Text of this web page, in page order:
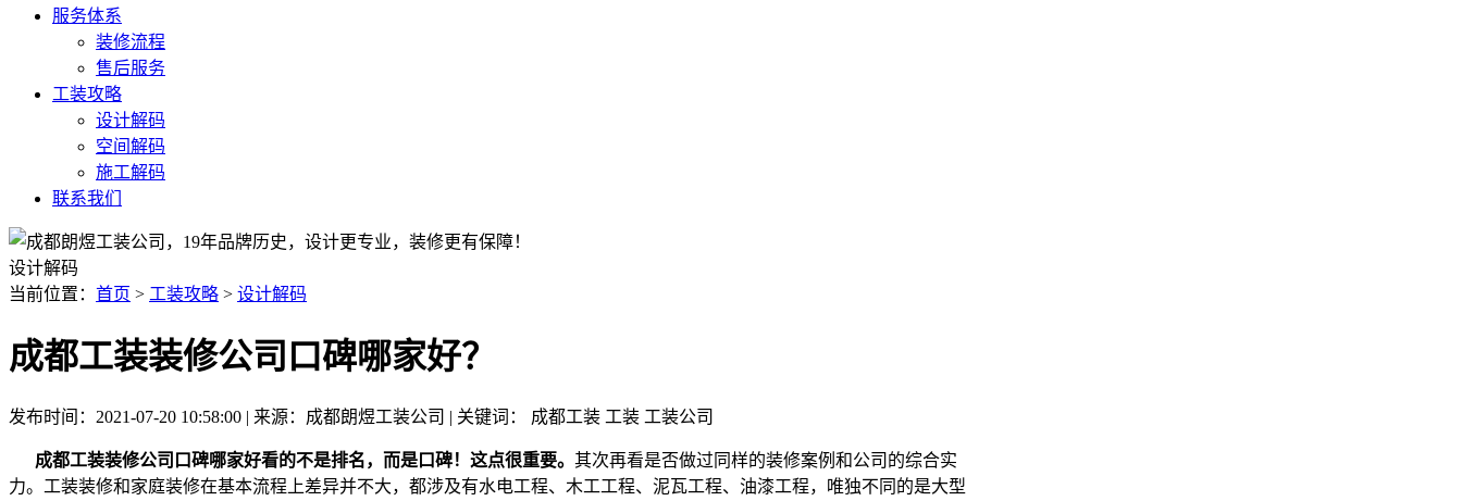
服务体系
装修流程
售后服务
工装攻略
设计解码
空间解码
施工解码
联系我们
设计解码
当前位置： 首页 > 工装攻略 > 设计解码
成都工装装修公司口碑哪家好？
发布时间：2021-07-20 10:58:00 | 来源：成都朗煜工装公司 | 关键词： 成都工装 工装 工装公司
成都工装装修公司口碑哪家好看的不是排名，而是口碑！这点很重要。 其次再看是否做过同样的装修案例和公司的综合实
力。工装装修和家庭装修在基本流程上差异并不大，都涉及有水电工程、木工工程、泥瓦工程、油漆工程，唯独不同的是大型